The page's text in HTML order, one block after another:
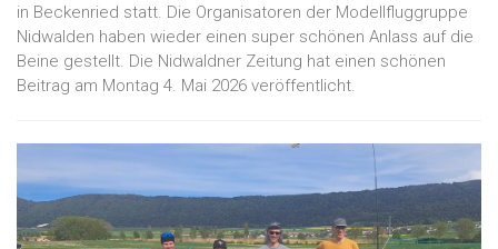
in Beckenried statt. Die Organisatoren der Modellfluggruppe
Nidwalden haben wieder einen super schönen Anlass auf die
Beine gestellt. Die Nidwaldner Zeitung hat einen schönen
Beitrag am Montag 4. Mai 2026 veröffentlicht.